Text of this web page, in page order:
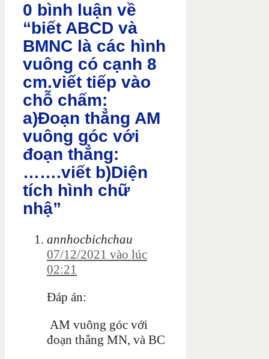
0 bình luận về
“biết ABCD và
BMNC là các hình
vuông có cạnh 8
cm.viết tiếp vào
chỗ chấm:
a)Đoạn thẳng AM
vuông góc với
đoạn thẳng:
…….viết b)Diện
tích hình chữ
nhậ”
annhocbichchau
07/12/2021 vào lúc
02:21
Đáp án:
AM vuông góc với
đoạn thẳng MN, và BC